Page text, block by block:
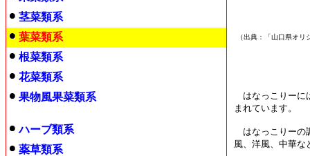
（出典：「山口県オ
はなっこりーに
まれています。
はなっこりーの
風、洋風、中華な
茎菜類系
葉菜類系
根菜類系
花菜類系
果物風果菜類系
ハーブ類系
薬草類系